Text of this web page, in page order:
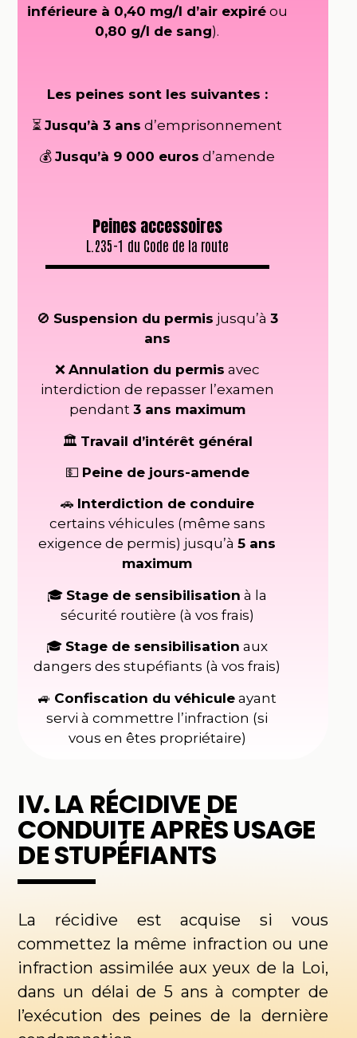
inférieure à 0,40 mg/l d’air expiréou
0,80 g/l de sang).
Les peines sont les suivantes :
⏳Jusqu’à 3 ans d’emprisonnement
💰Jusqu’à 9 000 euros d’amende
Peines accessoires
L.235-1 du Code de la route
🚫 Suspension du permis jusqu’à 3
ans
❌ Annulation du permis avec
interdiction de repasser l’examen
pendant 3 ans maximum
🏛️ Travail d’intérêt général
💵 Peine de jours-amende
🚗 Interdiction de conduire
certains véhicules (même sans
exigence de permis) jusqu’à5 ans
maximum
🎓 Stage de sensibilisation à la
sécurité routière (à vos frais)
🎓 Stage de sensibilisation aux
dangers des stupéfiants (à vos frais)
🚙 Confiscation du véhicule ayant
servi à commettre l’infraction (si
vous en êtes propriétaire)
IV. LA RÉCIDIVE DE
CONDUITE APRÈS USAGE
DE STUPÉFIANTS
La récidive est acquise si vous
commettez la même infraction ou une
infraction assimilée aux yeux de la Loi,
dans un délai de 5 ans à compter de
l’exécution des peines de la dernière